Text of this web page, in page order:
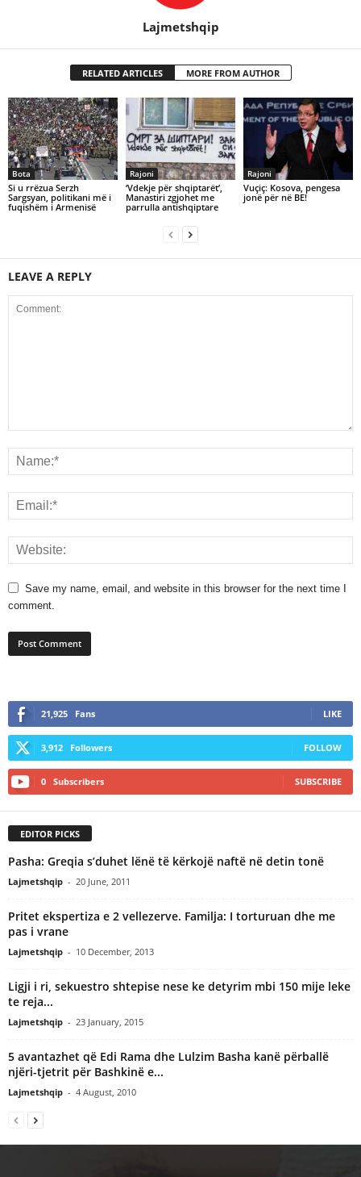
Lajmetshqip
RELATED ARTICLES MORE FROM AUTHOR
Bota
Si u rrëzua Serzh
Sargsyan, politikani më i
fuqishëm i Armenisë
Rajoni
‘Vdekje për shqiptarët’,
Manastiri zgjohet me
parrulla antishqiptare
Rajoni
Vuçiç: Kosova, pengesa
jonë për në BE!
LEAVE A REPLY
Save my name, email, and website in this browser for the next time I
comment.
21,925 Fans LIKE
3,912 Followers FOLLOW
0 Subscribers SUBSCRIBE
EDITOR PICKS
Pasha: Greqia s’duhet lënë të kërkojë naftë në detin tonë
Lajmetshqip - 20 June, 2011
Pritet ekspertiza e 2 vellezerve. Familja: I torturuan dhe me
pas i vrane
Lajmetshqip - 10 December, 2013
Ligji i ri, sekuestro shtepise nese ke detyrim mbi 150 mije leke
te reja...
Lajmetshqip - 23 January, 2015
5 avantazhet që Edi Rama dhe Lulzim Basha kanë përballë
njëri-tjetrit për Bashkinë e...
Lajmetshqip - 4 August, 2010